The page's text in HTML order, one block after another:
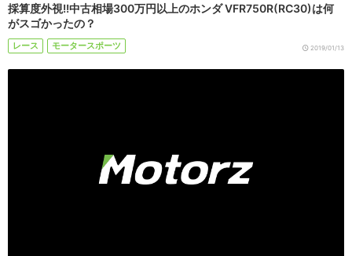
採算度外視!!中古相場300万円以上のホンダ VFR750R(RC30)は何
がスゴかったの？
レース モータースポーツ 2019/01/13